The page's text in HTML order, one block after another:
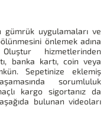
gümrük uygulamaları ve
önlemek adına
hizmetlerinden
banka kartı, coin veya
Sepetinize eklemiş
sorumluluk
kargo sigortanız da
bulunan videoları